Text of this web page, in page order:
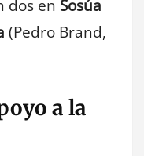
dos en Sosúa
(Pedro Brand,
a la